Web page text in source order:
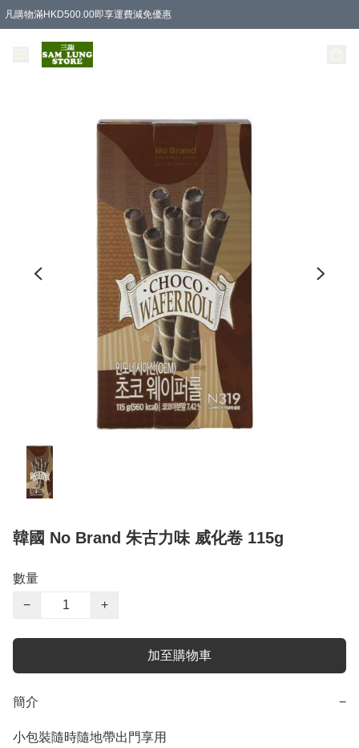
凡購物滿HKD500.00即享運費減免優惠
韓國 No Brand 朱古力味 威化卷 115g
數量
−
+
加至購物車
簡介 −
小包裝隨時隨地帶出門享用